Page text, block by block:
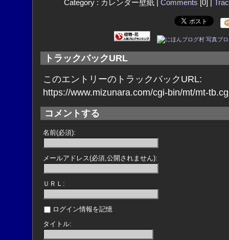
Category : カレンダー壁紙 | Comments [0] |
トラックバックURL
このエントリーのトラックバックURL:
https://www.mizunara.com/cgi-bin/mt/mt-
コメントする
名前(必須):
メールアドレス(必須,公開されません):
ＵＲＬ:
ログイン情報を記憶
タイトル: